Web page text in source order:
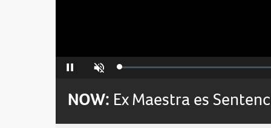
Pause Unmute Loaded:
NOW: Ex Maestra es